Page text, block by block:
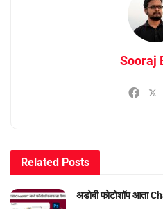
Sooraj
Related Posts
अडोबी फोटोशॉप आता